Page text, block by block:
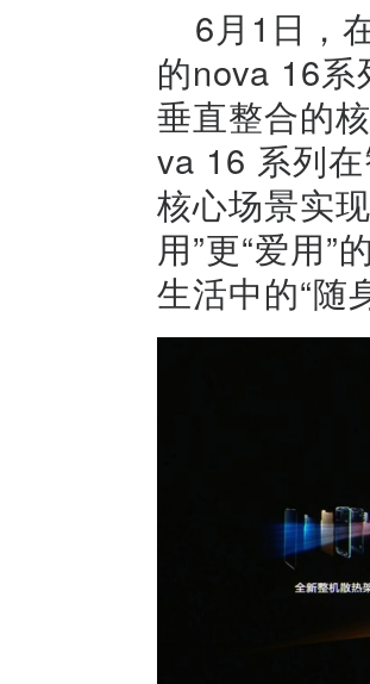
6月1日，
的nova 16
垂直整合的
va 16 系列
核心场景实
用”更“爱用
生活中的“随